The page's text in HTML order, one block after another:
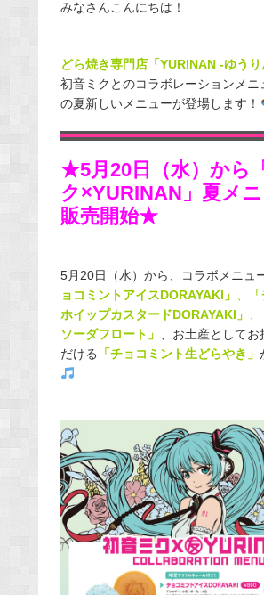
c
b
o
o
みなさんこんにちは！
どら焼き専門店「YURINAN -ゆうり
初音ミクとのコラボレーションメニ
の夏新しいメニューが登場します！
★5月20日（水）から
ク×YURINAN」夏メ
販売開始★
5月20日（水）から、コラボメニュ
ョコミントアイスDORAYAKI」 、
ホイップカスタードDORAYAKI」 、
ソーダフロート」 、 お土産としてお
だける 「チョコミント生どらやき」